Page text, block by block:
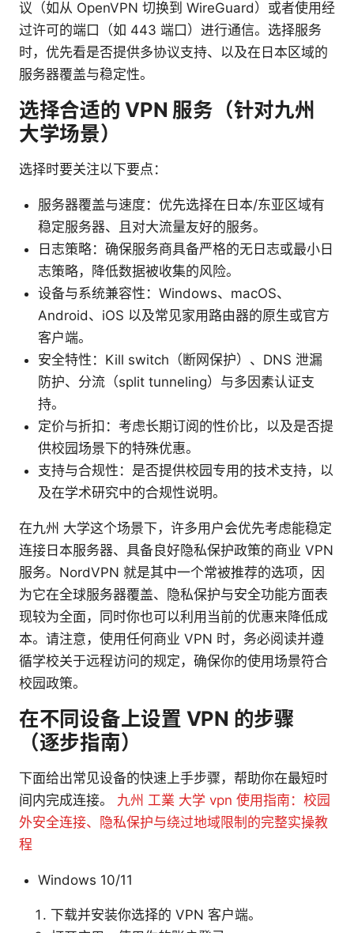
议（如从 OpenVPN 切换到 WireGuard）或者使用经
过许可的端口（如 443 端口）进行通信。选择服务
时，优先看是否提供多协议支持、以及在日本区域的
服务器覆盖与稳定性。
选择合适的 VPN 服务（针对九州
大学场景）
选择时要关注以下要点：
服务器覆盖与速度：优先选择在日本/东亚区域有
稳定服务器、且对大流量友好的服务。
日志策略：确保服务商具备严格的无日志或最小日
志策略，降低数据被收集的风险。
设备与系统兼容性：Windows、macOS、
Android、iOS 以及常见家用路由器的原生或官方
客户端。
安全特性：Kill switch（断网保护）、DNS 泄漏
防护、分流（split tunneling）与多因素认证支
持。
定价与折扣：考虑长期订阅的性价比，以及是否提
供校园场景下的特殊优惠。
支持与合规性：是否提供校园专用的技术支持，以
及在学术研究中的合规性说明。
在九州 大学这个场景下，许多用户会优先考虑能稳定
连接日本服务器、具备良好隐私保护政策的商业 VPN
服务。NordVPN 就是其中一个常被推荐的选项，因
为它在全球服务器覆盖、隐私保护与安全功能方面表
现较为全面，同时你也可以利用当前的优惠来降低成
本。请注意，使用任何商业 VPN 时，务必阅读并遵
循学校关于远程访问的规定，确保你的使用场景符合
校园政策。
在不同设备上设置 VPN 的步骤
（逐步指南）
下面给出常见设备的快速上手步骤，帮助你在最短时
间内完成连接。 九州 工業 大学 vpn 使用指南：校园
外安全连接、隐私保护与绕过地域限制的完整实操教
程
Windows 10/11
下载并安装你选择的 VPN 客户端。